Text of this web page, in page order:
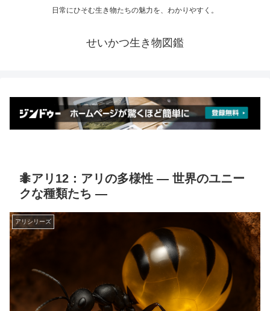
日常にひそむ生き物たちの魅力を、わかりやすく。
せいかつ生き物図鑑
🐜アリ12：アリの多様性 ― 世界のユニー
クな種類たち ―
アリシリーズ